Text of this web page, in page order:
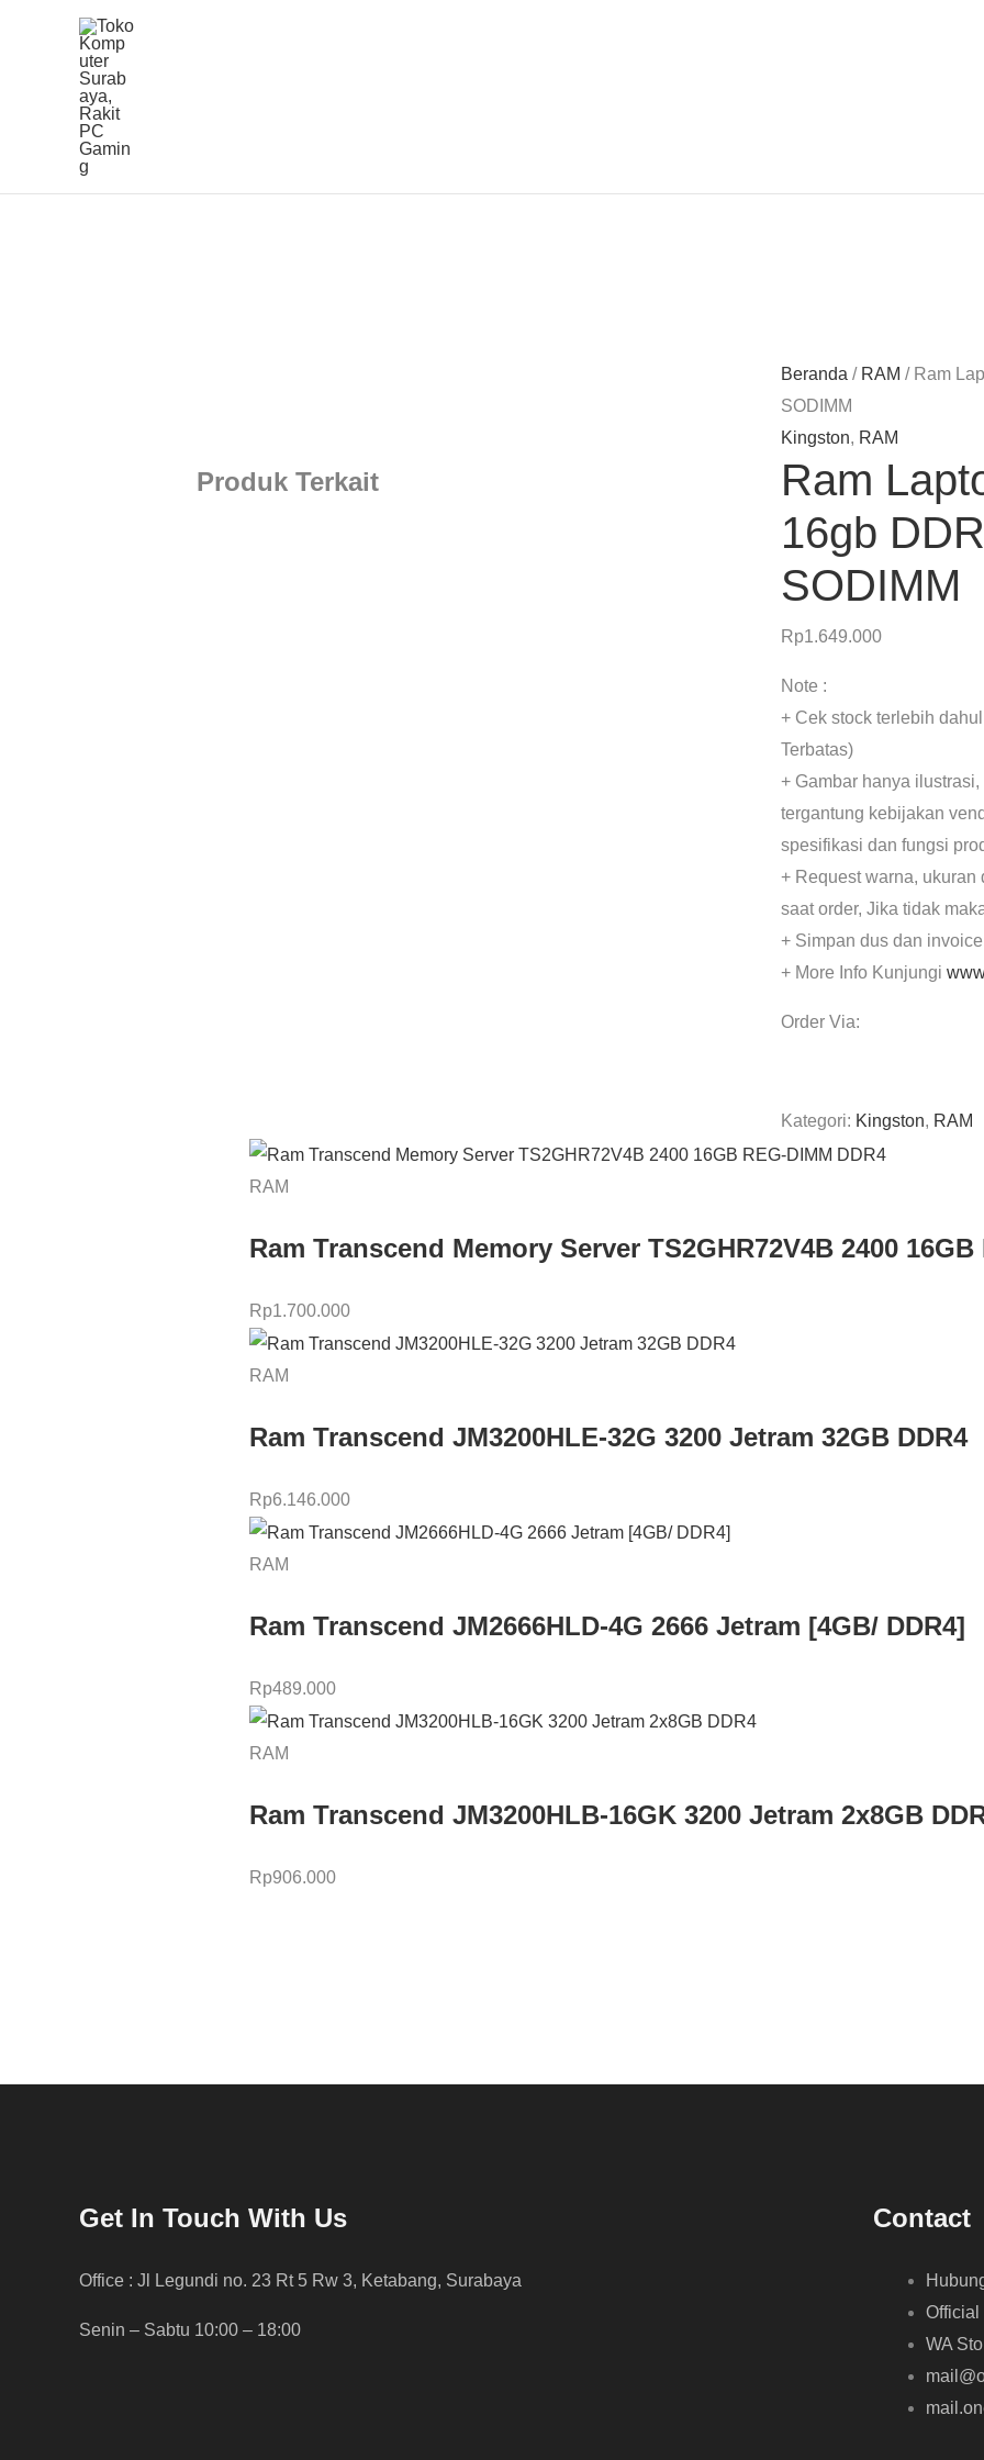
Beranda / RAM / Ram
SODIMM
Kingston, RAM
Ram
16gb
SODIMM
Rp1.649.000
Note :
+ Cek stock terlebih
Terbatas)
+ Gambar hanya
tergantung kebijakan
spesifikasi dan fungsi
+ Request warna,
saat order, Jika tidak
+ Simpan dus dan
+ More Info Kunjungi
Order Via:
Kategori: Kingston, RAM
Produk Terkait
RAM
Ram Transcend Memory Server TS2GHR72V4B 2400 16GB
Rp1.700.000
RAM
Ram Transcend JM3200HLE-32G 3200 Jetram 32GB DDR4
Rp6.146.000
RAM
Ram Transcend JM2666HLD-4G 2666 Jetram [4GB/ DDR4]
Rp489.000
RAM
Ram Transcend JM3200HLB-16GK 3200 Jetram 2x8GB
Rp906.000
Get In Touch With Us
Office : Jl Legundi no. 23 Rt 5 Rw 3, Ketabang, Surabaya
Senin – Sabtu 10:00 – 18:00
Contact
Official
WA